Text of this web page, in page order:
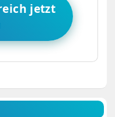
jetzt